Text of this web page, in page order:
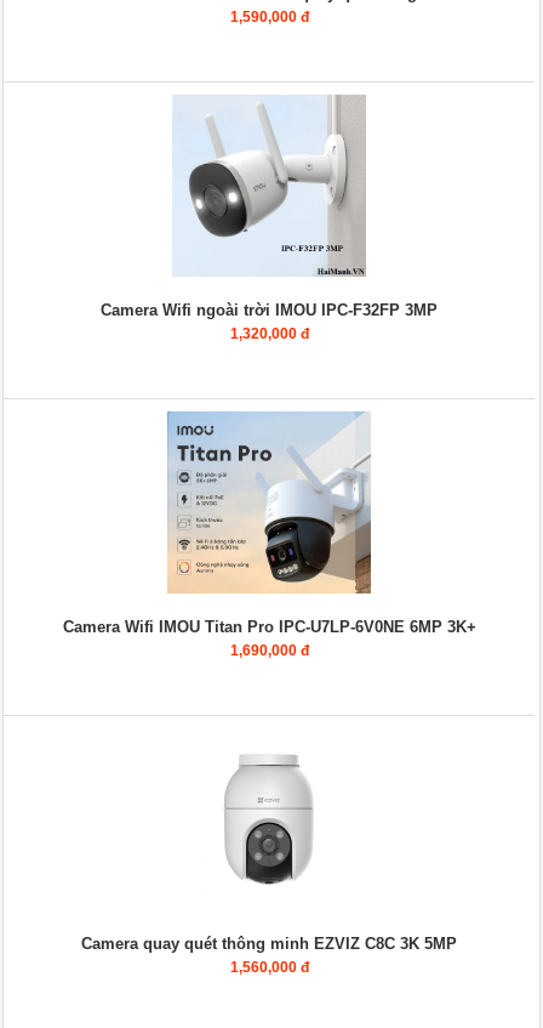
1,590,000 đ
Camera Wifi ngoài trời IMOU IPC-F32FP 3MP
1,320,000 đ
Camera Wifi IMOU Titan Pro IPC-U7LP-6V0NE 6MP 3K+
1,690,000 đ
Camera quay quét thông minh EZVIZ C8C 3K 5MP
1,560,000 đ